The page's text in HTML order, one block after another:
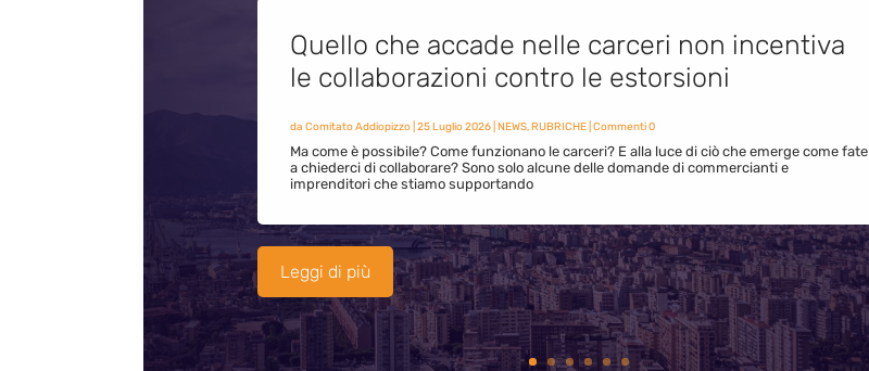
Quello che accade nelle carceri non incentiva
le collaborazioni contro le estorsioni
da Comitato Addiopizzo| 25 Luglio 2026| NEWS,RUBRICHE| Commenti 0
Ma come è possibile? Come funzionano le carceri? E alla luce di ciò che emerge come fate
a chiederci di collaborare? Sono solo alcune delle domande di commercianti e
imprenditori che stiamo supportando
Leggi di più